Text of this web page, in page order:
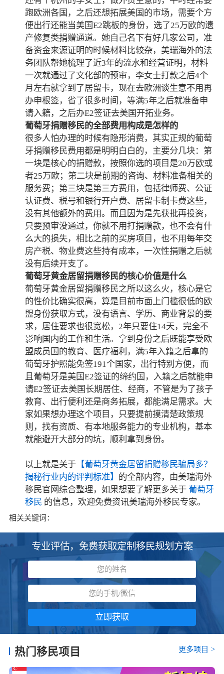
跑欧洲各国，之后还想拓展美国的市场，需要个方
便出行还能当美国E2跳板的身份，选了25万欧的遗
产修复类捐赠通道。她自己名下有好几家公司，准
备资金来源证明的时候材料比较杂，美瑞海外的法
务团队帮她梳理了近3年的流水和经营证明，材料
一次就通过了文化部的预审，李女士打款之后4个
月左右就拿到了居留卡，现在去欧洲谈生意不用再
办申根签，省了很多时间，等满5年之后就准备申
请入籍，之后办E2签证去美国开拓业务。
葡萄牙捐赠移民的全部费用构成是怎样的
很多人怕办理的时候有隐形消费，其实正规的葡萄
牙捐赠移民费用都是明明白白的，主要分几块：第
一块是核心的捐赠款，按照你选的项目是20万欧或
者25万欧；第二块是前期的咨询、材料准备相关的
服务费；第三块是第三方费用，包括律师费、公证
认证费、税号和银行开户费、居留卡制卡费这些，
没有其他额外的费用。而且因为是先获批再投资，
只要预审没通过，你就不用打捐赠款，也不会有什
么大的损失，相比之前的买房项目，也不用每年交
房产税、物业费这些持有成本，一次性捐赠之后就
没有后续开支了。
葡萄牙黄金居留捐赠移民的核心价值是什么
葡萄牙黄金居留捐赠移民之所以这么火，核心是它
的性价比确实很高，算是目前市面上门槛很低的欧
盟身份获取方式，没有语言、学历、商业背景的要
求，居住要求也很宽松，2年只要住14天，完全不
影响国内的工作和生活。拿到身份之后既能享受欧
盟成员国的教育、医疗福利，满5年入籍之后拿的
葡萄牙护照能免签191个国家，出行特别方便，而
且葡萄牙是美国E2签证的缔约国，入籍之后就能申
请E2签证去美国长期居住、经商，不管是为了孩子
教育、出行便利还是商务拓展，都能满足需求。大
家如果想办理这个项目，只要提前摸清楚政策规
则，找有资质、有本地服务能力的专业机构，基本
就能避开大部分的坑，顺利拿到身份。
以上就是关于 【葡萄牙黄金居留捐赠移民骗局多？
揭秘行业内的评判标准】 的全部内容，由美瑞海外
移民官网综合整理，如果想要了解更多关于葡萄牙
移民 的信息，欢迎免费资讯美瑞海外移民专家。
相关关键词：
专业评估，免费获取定制移民规划方案
立即获取
热门移民项目 更多项目 >